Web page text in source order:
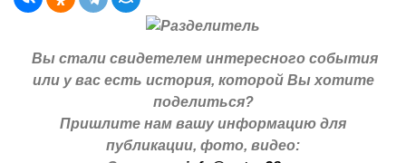
Вы стали свидетелем интересного события
или у вас есть история, которой Вы хотите
поделиться?
Пришлите нам вашу информацию для
публикации, фото, видео: